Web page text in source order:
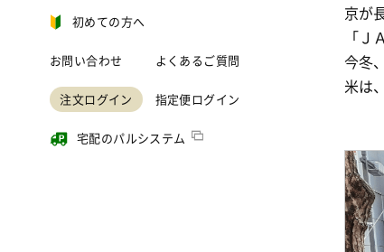
初めての方へ
お問い合わせ よくあるご質問
注文ログイン 指定便ログイン
宅配のパルシステム
京が
「
今冬
米は